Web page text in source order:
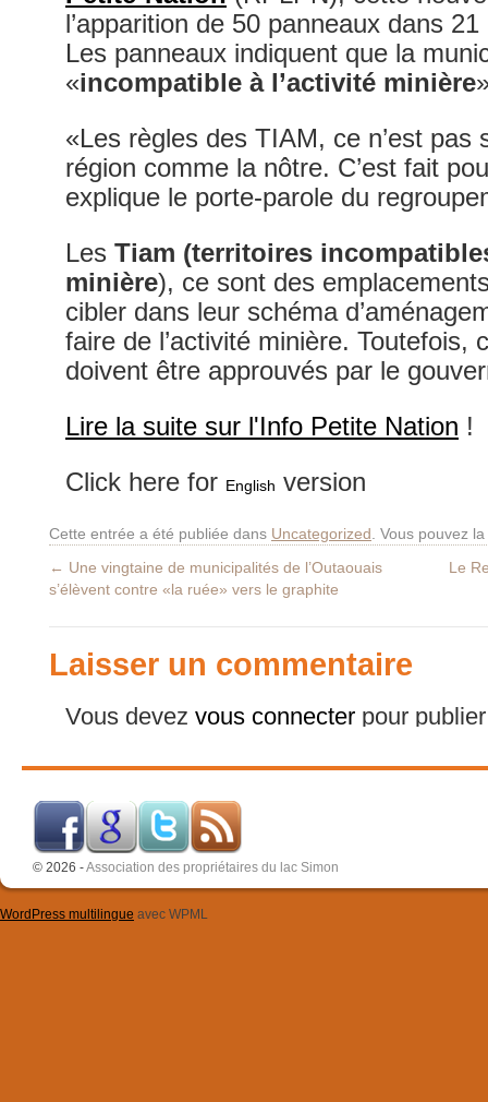
l’apparition de 50 panneaux dans
Les panneaux indiquent que la
«incompatible à l’activité minière
«Les règles des TIAM, ce n’est pas
région comme la nôtre. C’est fait
explique le porte-parole du
Les Tiam (territoires
minière), ce sont des
cibler dans leur schéma
faire de l’activité minière. Toutefois,
doivent être approuvés par le
Lire la suite sur l'Info Petite Nation !
Click here for English version
Cette entrée a été publiée dans Uncategorized . Vous pouvez
← Une vingtaine de municipalités de l’Outaouais
s’élèvent contre «la ruée» vers le graphite
Le
Laisser un commentaire
Vous devez vous connecter pour
© 2026 -Association des propriétaires du lac Simon
WordPress multilingue avec WPML